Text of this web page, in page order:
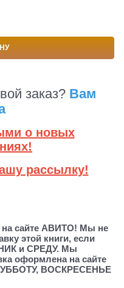
заказ? Вам
о новых
рассылку!
на сайте АВИТО! Мы не
этой книги, если
и СРЕДУ. Мы
оформлена на сайте
ВОСКРЕСЕНЬЕ